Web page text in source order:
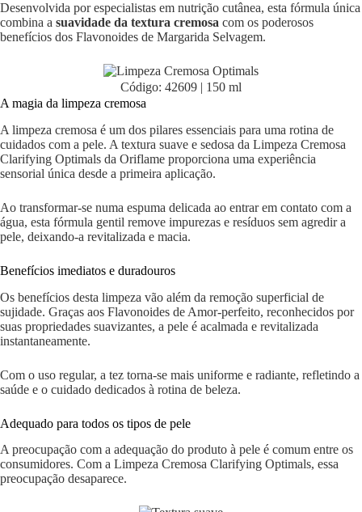
Desenvolvida por especialistas em nutrição cutânea, esta fórmula única
combina a suavidade da textura cremosa com os poderosos
benefícios dos Flavonoides de Margarida Selvagem.
Código: 42609 | 150 ml
A magia da limpeza cremosa
A limpeza cremosa é um dos pilares essenciais para uma rotina de
cuidados com a pele. A textura suave e sedosa da Limpeza Cremosa
Clarifying Optimals da Oriflame proporciona uma experiência
sensorial única desde a primeira aplicação.
Ao transformar-se numa espuma delicada ao entrar em contato com a
água, esta fórmula gentil remove impurezas e resíduos sem agredir a
pele, deixando-a revitalizada e macia.
Benefícios imediatos e duradouros
Os benefícios desta limpeza vão além da remoção superficial de
sujidade. Graças aos Flavonoides de Amor-perfeito, reconhecidos por
suas propriedades suavizantes, a pele é acalmada e revitalizada
instantaneamente.
Com o uso regular, a tez torna-se mais uniforme e radiante, refletindo a
saúde e o cuidado dedicados à rotina de beleza.
Adequado para todos os tipos de pele
A preocupação com a adequação do produto à pele é comum entre os
consumidores. Com a Limpeza Cremosa Clarifying Optimals, essa
preocupação desaparece.